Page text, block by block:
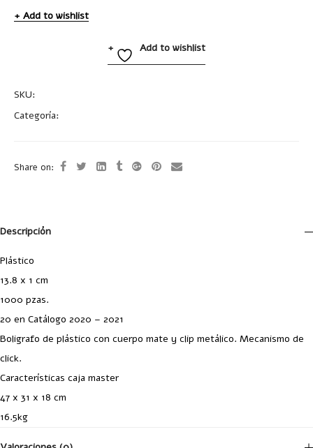
Add to wishlist
Add to wishlist
SKU:
Categoría:
Share on:
Descripción
Plástico
13.8 x 1 cm
1000 pzas.
20 en Catálogo 2020 – 2021
Boligrafo de plástico con cuerpo mate y clip metálico. Mecanismo de
click.
Características caja master
47 x 31 x 18 cm
16.5kg